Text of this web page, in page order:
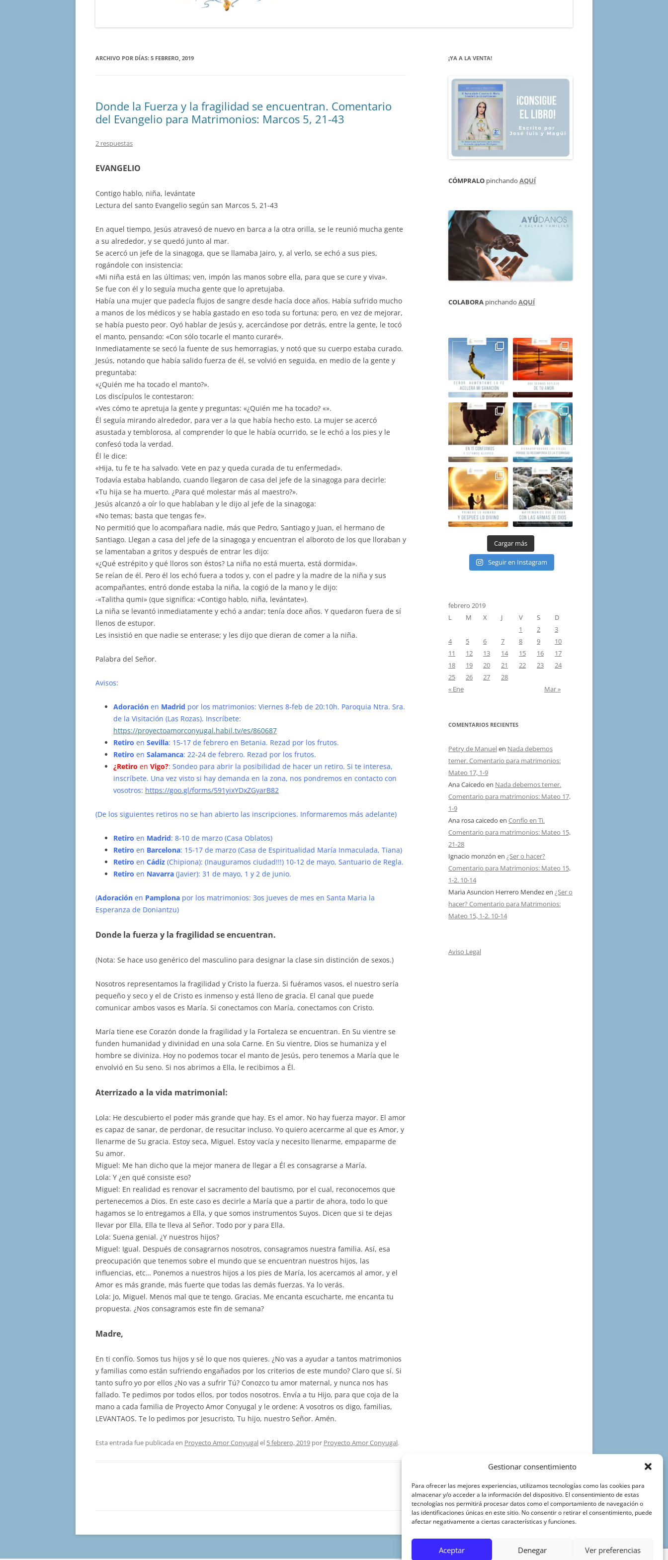
Gestionar consentimiento
Para ofrecer las mejores experiencias, utilizamos tecnologías como las cookies para
almacenar y/o acceder a la información del dispositivo. El consentimiento de estas
tecnologías nos permitirá procesar datos como el comportamiento de navegación o
las identificaciones únicas en este sitio. No consentir o retirar el consentimiento, puede
afectar negativamente a ciertas características y funciones.
Aceptar Denegar Ver preferencias
ARCHIVO POR DÍAS: 5 FEBRERO, 2019
Donde la Fuerza y la fragilidad se encuentran. Comentario
del Evangelio para Matrimonios: Marcos 5, 21-43
2 respuestas
EVANGELIO
Contigo hablo, niña, levántate
Lectura del santo Evangelio según san Marcos 5, 21-43
En aquel tiempo, Jesús atravesó de nuevo en barca a la otra orilla, se le reunió mucha gente
a su alrededor, y se quedó junto al mar.
Se acercó un jefe de la sinagoga, que se llamaba Jairo, y, al verlo, se echó a sus pies,
rogándole con insistencia:
«Mi niña está en las últimas; ven, impón las manos sobre ella, para que se cure y viva».
Se fue con él y lo seguía mucha gente que lo apretujaba.
Había una mujer que padecía flujos de sangre desde hacía doce años. Había sufrido mucho
a manos de los médicos y se había gastado en eso toda su fortuna; pero, en vez de mejorar,
se había puesto peor. Oyó hablar de Jesús y, acercándose por detrás, entre la gente, le tocó
el manto, pensando: «Con sólo tocarle el manto curaré».
Inmediatamente se secó la fuente de sus hemorragias, y notó que su cuerpo estaba curado.
Jesús, notando que había salido fuerza de él, se volvió en seguida, en medio de la gente y
preguntaba:
«¿Quién me ha tocado el manto?».
Los discípulos le contestaron:
«Ves cómo te apretuja la gente y preguntas: «¿Quién me ha tocado? «».
Él seguía mirando alrededor, para ver a la que había hecho esto. La mujer se acercó
asustada y temblorosa, al comprender lo que le había ocurrido, se le echó a los pies y le
confesó toda la verdad.
Él le dice:
«Hija, tu fe te ha salvado. Vete en paz y queda curada de tu enfermedad».
Todavía estaba hablando, cuando llegaron de casa del jefe de la sinagoga para decirle:
«Tu hija se ha muerto. ¿Para qué molestar más al maestro?».
Jesús alcanzó a oír lo que hablaban y le dijo al jefe de la sinagoga:
«No temas; basta que tengas fe».
No permitió que lo acompañara nadie, más que Pedro, Santiago y Juan, el hermano de
Santiago. Llegan a casa del jefe de la sinagoga y encuentran el alboroto de los que lloraban y
se lamentaban a gritos y después de entrar les dijo:
«¿Qué estrépito y qué lloros son éstos? La niña no está muerta, está dormida».
Se reían de él. Pero él los echó fuera a todos y, con el padre y la madre de la niña y sus
acompañantes, entró donde estaba la niña, la cogió de la mano y le dijo:
-«Talitha qumi» (que significa: «Contigo hablo, niña, levántate»).
La niña se levantó inmediatamente y echó a andar; tenía doce años. Y quedaron fuera de sí
llenos de estupor.
Les insistió en que nadie se enterase; y les dijo que dieran de comer a la niña.
Palabra del Señor.
Avisos:
Adoración en Madrid por los matrimonios: Viernes 8-feb de 20:10h. Paroquia Ntra. Sra.
de la Visitación (Las Rozas). Inscríbete:
https://proyectoamorconyugal.habil.tv/es/860687
Retiro en Sevilla: 15-17 de febrero en Betania. Rezad por los frutos.
Retiro en Salamanca: 22-24 de febrero. Rezad por los frutos.
¿Retiro en Vigo?: Sondeo para abrir la posibilidad de hacer un retiro. Si te interesa,
inscríbete. Una vez visto si hay demanda en la zona, nos pondremos en contacto con
vosotros: https://goo.gl/forms/591yixYDxZGyarB82
(De los siguientes retiros no se han abierto las inscripciones. Informaremos más adelante)
Retiro en Madrid: 8-10 de marzo (Casa Oblatos)
Retiro en Barcelona: 15-17 de marzo (Casa de Espiritualidad María Inmaculada, Tiana)
Retiro en Cádiz (Chipiona): (Inauguramos ciudad!!!) 10-12 de mayo, Santuario de Regla.
Retiro en Navarra (Javier): 31 de mayo, 1 y 2 de junio.
(Adoración en Pamplona por los matrimonios: 3os jueves de mes en Santa Maria la
Esperanza de Doniantzu)
Donde la fuerza y la fragilidad se encuentran.
(Nota: Se hace uso genérico del masculino para designar la clase sin distinción de sexos.)
Nosotros representamos la fragilidad y Cristo la fuerza. Si fuéramos vasos, el nuestro sería
pequeño y seco y el de Cristo es inmenso y está lleno de gracia. El canal que puede
comunicar ambos vasos es María. Si conectamos con María, conectamos con Cristo.
María tiene ese Corazón donde la fragilidad y la Fortaleza se encuentran. En Su vientre se
funden humanidad y divinidad en una sola Carne. En Su vientre, Dios se humaniza y el
hombre se diviniza. Hoy no podemos tocar el manto de Jesús, pero tenemos a María que le
envolvió en Su seno. Si nos abrimos a Ella, le recibimos a Él.
Aterrizado a la vida matrimonial:
Lola: He descubierto el poder más grande que hay. Es el amor. No hay fuerza mayor. El amor
es capaz de sanar, de perdonar, de resucitar incluso. Yo quiero acercarme al que es Amor, y
llenarme de Su gracia. Estoy seca, Miguel. Estoy vacía y necesito llenarme, empaparme de
Su amor.
Miguel: Me han dicho que la mejor manera de llegar a Él es consagrarse a María.
Lola: Y ¿en qué consiste eso?
Miguel: En realidad es renovar el sacramento del bautismo, por el cual, reconocemos que
pertenecemos a Dios. En este caso es decirle a María que a partir de ahora, todo lo que
hagamos se lo entregamos a Ella, y que somos instrumentos Suyos. Dicen que si te dejas
llevar por Ella, Ella te lleva al Señor. Todo por y para Ella.
Lola: Suena genial. ¿Y nuestros hijos?
Miguel: Igual. Después de consagrarnos nosotros, consagramos nuestra familia. Así, esa
preocupación que tenemos sobre el mundo que se encuentran nuestros hijos, las
influencias, etc… Ponemos a nuestros hijos a los pies de María, los acercamos al amor, y el
Amor es más grande, más fuerte que todas las demás fuerzas. Ya lo verás.
Lola: Jo, Miguel. Menos mal que te tengo. Gracias. Me encanta escucharte, me encanta tu
propuesta. ¿Nos consagramos este fin de semana?
Madre,
En ti confío. Somos tus hijos y sé lo que nos quieres. ¿No vas a ayudar a tantos matrimonios
y familias como están sufriendo engañados por los criterios de este mundo? Claro que sí. Si
tanto sufro yo por ellos ¿No vas a sufrir Tú? Conozco tu amor maternal, y nunca nos has
fallado. Te pedimos por todos ellos, por todos nosotros. Envía a tu Hijo, para que coja de la
mano a cada familia de Proyecto Amor Conyugal y le ordene: A vosotros os digo, familias,
LEVANTAOS. Te lo pedimos por Jesucristo, Tu hijo, nuestro Señor. Amén.
Esta entrada fue publicada en Proyecto Amor Conyugalel 5 febrero, 2019 por Proyecto Amor Conyugal.
¡YA A LA VENTA!
CÓMPRALO pinchando AQUÍ
COLABORA pinchando AQUÍ
Cargar más
Seguir en Instagram
febrero 2019
L
M X J V S
D
1
2
3
4
5 6 7 8 9
10
11
12 13 14 15 16
17
18
19 20 21 22 23
24
25
26 27
28
« Ene
Mar »
COMENTARIOS RECIENTES
Petry de Manuelen Nada debemos
temer. Comentario para matrimonios:
Mateo 17, 1-9
Ana Caicedo en Nada debemos temer.
Comentario para matrimonios: Mateo 17,
1-9
Ana rosa caicedo en Confío en Ti.
Comentario para matrimonios: Mateo 15,
21-28
Ignacio monzón en ¿Ser o hacer?
Comentario para Matrimonios: Mateo 15,
1-2. 10-14
Maria Asuncion Herrero Mendezen ¿Ser o
hacer? Comentario para Matrimonios:
Mateo 15, 1-2. 10-14
Aviso Legal